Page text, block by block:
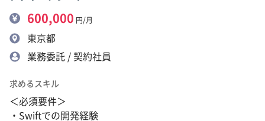
600,000 円/月
東京都
業務委託 / 契約社員
求めるスキル
＜必須要件＞
・Swiftでの開発経験